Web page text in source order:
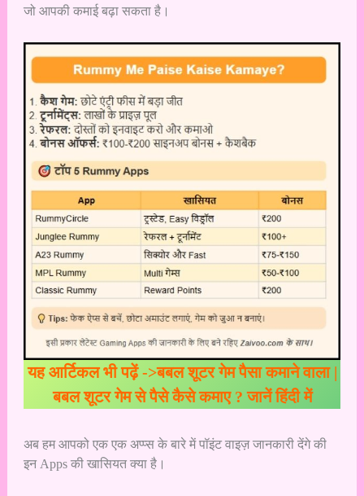
जो आपकी कमाई बढ़ा सकता है।
यह आर्टिकल भी पढ़ें ->बबल शूटर गेम पैसा कमाने वाला |
बबल शूटर गेम से पैसे कैसे कमाए ? जानें हिंदी में
अब हम आपको एक एक अप्प्स के बारे में पॉइंट वाइज़ जानकारी देंगे की
इन Apps की खासियत क्या है।